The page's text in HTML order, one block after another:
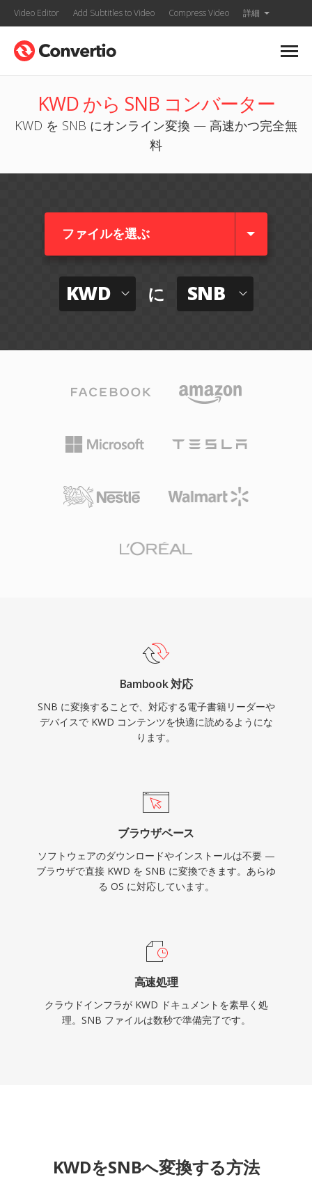
Video Editor Add Subtitles to Video Compress Video 詳細
KWD から SNB コンバーター
KWD を SNB にオンライン変換 — 高速かつ完全無
料
ファイルを選ぶ
KWD に SNB
Bambook 対応
SNB に変換することで、対応する電子書籍リーダーや
デバイスで KWD コンテンツを快適に読めるようにな
ります。
ブラウザベース
ソフトウェアのダウンロードやインストールは不要 —
ブラウザで直接 KWD を SNB に変換できます。あらゆ
る OS に対応しています。
高速処理
クラウドインフラが KWD ドキュメントを素早く処
理。SNB ファイルは数秒で準備完了です。
KWDをSNBへ変換する方法